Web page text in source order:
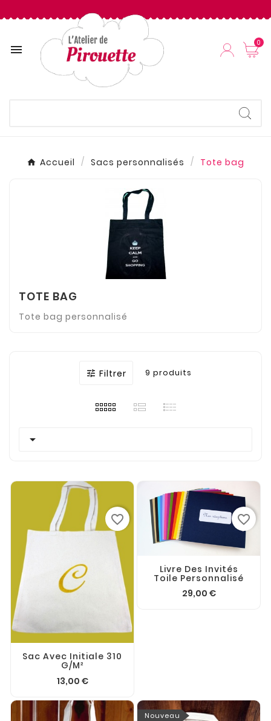
 0
Accueil Sacs personnalisés Tote bag
TOTE BAG
Tote bag personnalisé
 Filtrer 9 produits

Sac Avec Initiale 310
G/m²
13,00 €
favorite_border
Livre Des Invités
Toile Personnalisé
29,00 €
favorite_border
Nouveau